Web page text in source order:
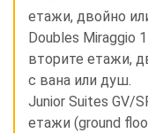
етажи, двойно
Doubles Miraggio
вторите етажи,
с вана или душ.
Junior Suites GV/
етажи (ground